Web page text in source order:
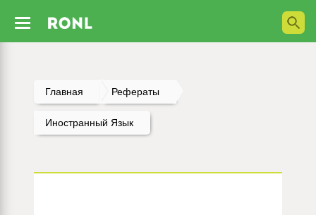
Главная Рефераты
Иностранный Язык